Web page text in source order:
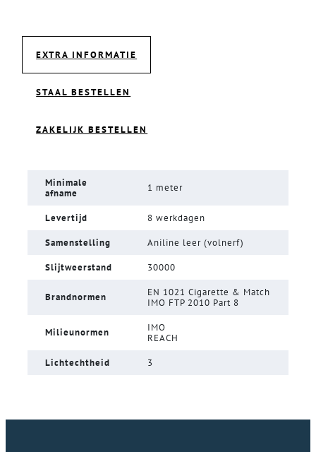
EXTRA INFORMATIE
STAAL BESTELLEN
ZAKELIJK BESTELLEN
Minimale
afname
1 meter
Levertijd 8 werkdagen
Samenstelling Aniline leer (volnerf)
Slijtweerstand 30000
Brandnormen
EN 1021 Cigarette & Match
IMO FTP 2010 Part 8
Milieunormen
IMO
REACH
Lichtechtheid 3